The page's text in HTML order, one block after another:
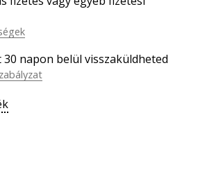
napon belül visszaküldheted